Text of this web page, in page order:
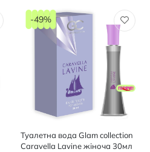
Туалетна вода Glam collection
Caravella Lavine жіноча 30мл
-49%